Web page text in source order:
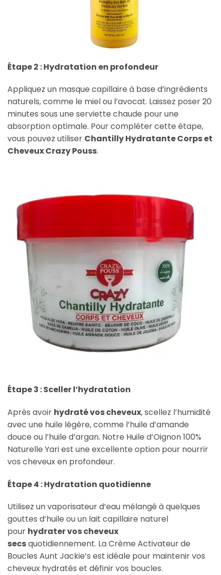
Étape 2 : Hydratation en profondeur
Appliquez un masque capillaire à base d’ingrédients
naturels, comme le miel ou l’avocat. Laissez poser 20
minutes sous une serviette chaude pour une
absorption optimale. Pour compléter cette étape,
vous pouvez utiliser Chantilly Hydratante Corps et
Cheveux Crazy Pouss.
Étape 3 : Sceller l’hydratation
Après avoir hydraté vos cheveux, scellez l’humidité
avec une huile légère, comme l’huile d’amande
douce ou l’huile d’argan. Notre Huile d’Oignon 100%
Naturelle Yari est une excellente option pour nourrir
vos cheveux en profondeur.
Étape 4 : Hydratation quotidienne
Utilisez un vaporisateur d’eau mélangé à quelques
gouttes d’huile ou un lait capillaire naturel
pour hydrater vos cheveux
secsquotidiennement. La Crème Activateur de
Boucles Aunt Jackie’s est idéale pour maintenir vos
cheveux hydratés et définir vos boucles.